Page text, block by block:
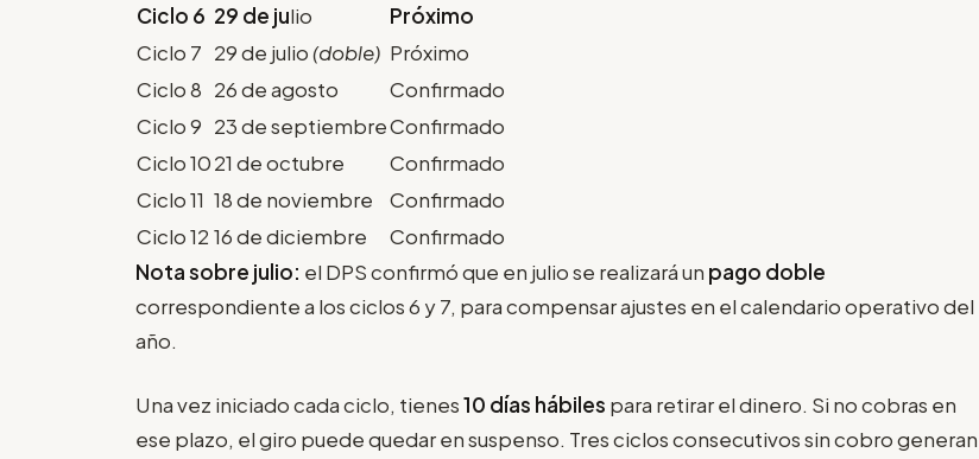
Ciclo 6 29 de julio
Próximo
Ciclo 7 29 de julio(doble) Próximo
Ciclo 8 26 de agosto
Confirmado
Ciclo 9 23 de septiembreConfirmado
Ciclo 1021 de octubre
Confirmado
Ciclo 11 18 de noviembre
Confirmado
Ciclo 12 16 de diciembre
Confirmado
Nota sobre julio: el DPS confirmó que en julio se realizará un pago doble
correspondiente a los ciclos 6 y 7, para compensar ajustes en el calendario operativo del
año.
Una vez iniciado cada ciclo, tienes10 días hábiles para retirar el dinero. Si no cobras en
ese plazo, el giro puede quedar en suspenso. Tres ciclos consecutivos sin cobro generan